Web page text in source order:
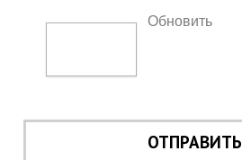
Обновить
ОТПРАВИТЬ